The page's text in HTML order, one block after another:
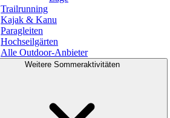
Trailrunning
Kajak & Kanu
Paragleiten
Hochseilgärten
Alle Outdoor-Anbieter
Weitere Sommeraktivitäten